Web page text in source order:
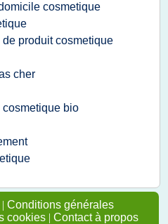
cosmetique
produit cosmetique
cher
bio
| Conditions générales
cookies | Contact à propos